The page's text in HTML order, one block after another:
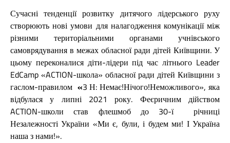
Сучасні тенденції розвитку дитячого лідерського руху
створюють нові умови для налагодження комунікації між
різними територіальними органами учнівського
самоврядування в межах обласної ради дітей Київщини. У
цьому переконалися діти-лідери під час літнього Leader
EdCamp «ACTION-школа» обласної ради дітей Київщини з
гаслом-правилом «3 Н: Немає!Нічого!Неможливого», яка
відбулася у липні 2021 року.
Феєричним дійством
ACTION-школи став флешмоб до 30-ї річниці
Незалежності України «Ми є, були, і будем ми! І Україна
наша з нами!».